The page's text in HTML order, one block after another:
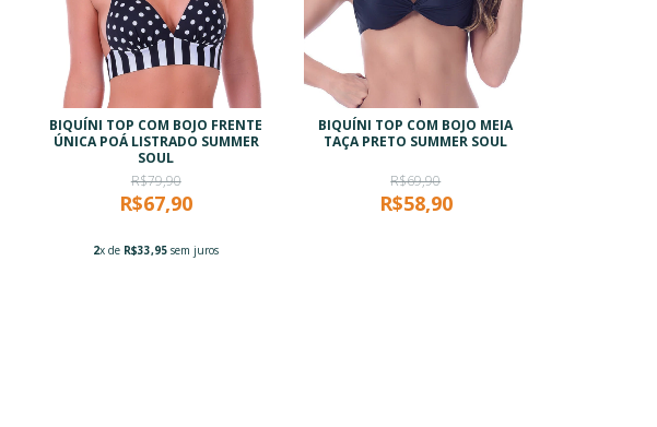
BIQUÍNI TOP COM BOJO FRENTE
ÚNICA POÁ LISTRADO SUMMER
SOUL
R$79,90
R$67,90
2x de R$33,95 sem juros
BIQUÍNI TOP COM BOJO MEIA
TAÇA PRETO SUMMER SOUL
R$69,90
R$58,90